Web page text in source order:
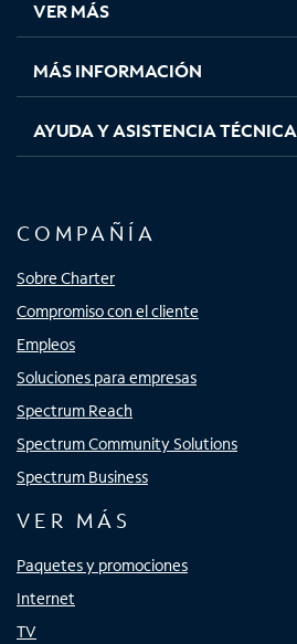
pestaña
nueva
pestaña
nueva
pestaña
nuevanueva
VER MÁS
MÁS INFORMACIÓN
AYUDA Y ASISTENCIA TÉCNICA
COMPAÑÍA
Sobre Charter
Compromiso con el cliente
Empleos
Soluciones para empresas
Spectrum Reach
Spectrum Community Solutions
Spectrum Business
VER MÁS
Paquetes y promociones
Internet
TV